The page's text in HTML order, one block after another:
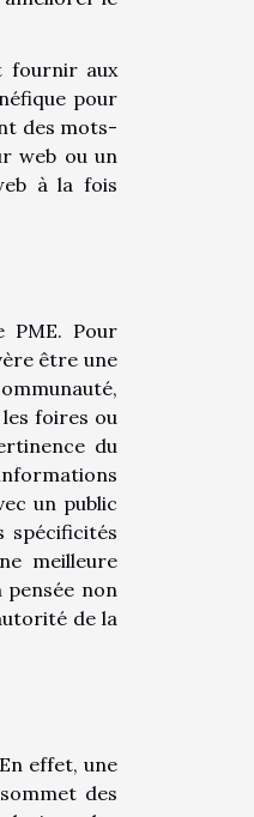
fournir aux
pour
des mots-
web ou un
à la fois
PME. Pour
être une
foires ou
du
un public
spécificités
meilleure
non
de la
effet, une
des